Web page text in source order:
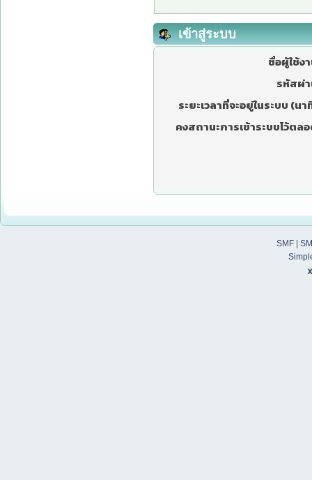
เข้าสู่ระบบ
ชื่อผู้ใช้ง
รหัสผ่
ระยะเวลาที่จะอยู่ในระบบ (นา
คงสถานะการเข้าระบบไว้ตล
SMF|